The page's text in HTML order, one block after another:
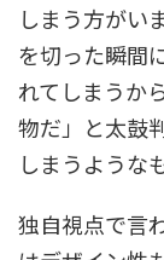
しまう方がい
を切った瞬間
れてしまうか
物だ」と太鼓
しまうような
独自視点で言